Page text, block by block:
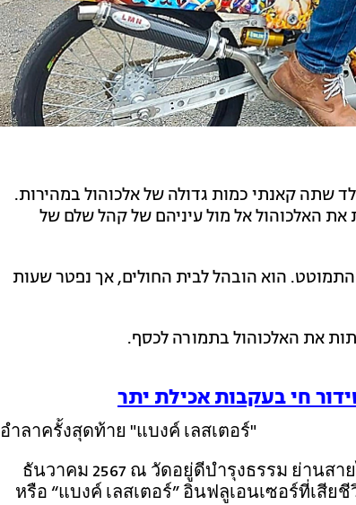
שתה קאנתי כמות גדולה של אלכוהול במהירות.
האלכוהול אל מול עיניהם של קהל שלם של
הוא הובהל לבית החולים, אך נפטר שעות
את האלכוהול בתמורה לכסף.
חי בעקבות אכילת יתר
อำลาครั้งสุดท้าย "แบงค์ เลสเตอร์"
30 ธันวาคม 2567 ณ วัดอยู่ดีบำรุงธรรม ย่า
หรือ “แบงค์ เลสเตอร์” อินฟลูเอนเซอร์ที่เสี